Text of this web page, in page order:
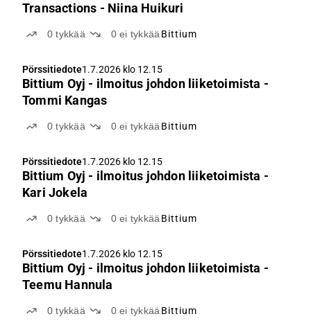
Transactions - Niina Huikuri
0tykkää 0ei tykkääBittium
Pörssitiedote1.7.2026 klo 12.15
Bittium Oyj - ilmoitus johdon liiketoimista -
Tommi Kangas
0tykkää 0ei tykkääBittium
Pörssitiedote1.7.2026 klo 12.15
Bittium Oyj - ilmoitus johdon liiketoimista -
Kari Jokela
0tykkää 0ei tykkääBittium
Pörssitiedote1.7.2026 klo 12.15
Bittium Oyj - ilmoitus johdon liiketoimista -
Teemu Hannula
0tykkää 0ei tykkääBittium